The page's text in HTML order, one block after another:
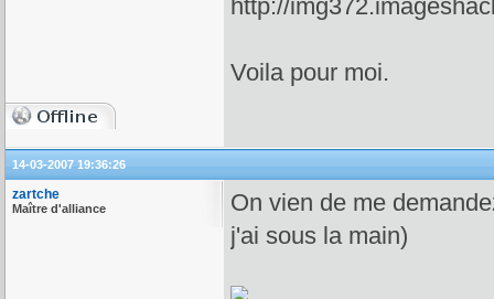
Voila pour moi.
14-03-2007 19:36:26
zartche
Maître d'alliance
On vien de me
j'ai sous la main)